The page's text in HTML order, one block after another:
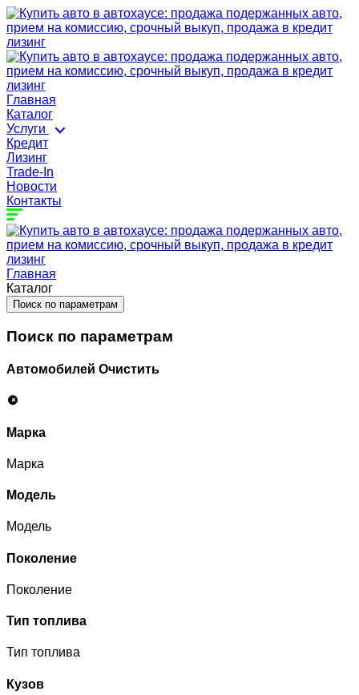
Главная
Каталог
Услуги
Кредит
Лизинг
Trade-In
Новости
Контакты
Главная
Каталог
Поиск по параметрам
Поиск по параметрам
Автомобилей Очистить
Марка
Марка
Модель
Модель
Поколение
Поколение
Тип топлива
Тип топлива
Кузов